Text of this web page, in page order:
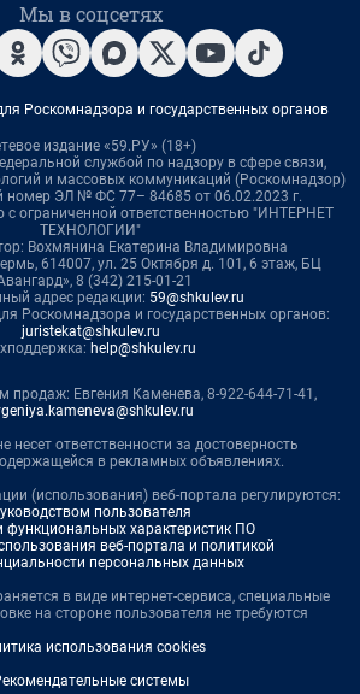
Мы в соцсетях
Роскомнадзора и государственных органов
издание «59.РУ» (18+)
службой по надзору в сфере связи,
и массовых коммуникаций (Роскомнадзор)
номер ЭЛ № ФС 77– 84685 от 06.02.2023 г.
с ограниченной ответственностью "ИНТЕРНЕТ
ТЕХНОЛОГИИ"
Вохмянина Екатерина Владимировна
614007, ул. 25 Октября д. 101, 6 этаж, БЦ
8 (342) 215-01-21
адрес редакции: 59@shkulev.ru
Роскомнадзора и государственных органов:
juristekat@shkulev.ru
help@shkulev.ru
продаж: Евгения Каменева, 8-922-644-71-41,
несет ответственности за достоверность
в рекламных объявлениях.
(использования) веб-портала регулируются:
пользователя
функциональных характеристик ПО
веб-портала и политикой
персональных данных
в виде интернет-сервиса, специальные
на стороне пользователя не требуются
использования cookies
системы